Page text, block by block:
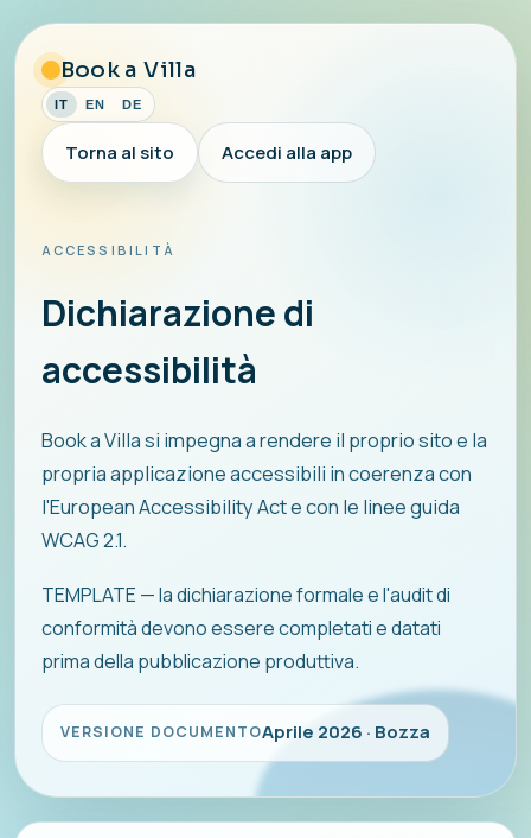
Book a Villa
IT EN DE
Torna al sito Accedi alla app
ACCESSIBILITÀ
Dichiarazione di
accessibilità
Book a Villa si impegna a rendere il proprio sito e la
propria applicazione accessibili in coerenza con
l'European Accessibility Act e con le linee guida
WCAG 2.1.
TEMPLATE — la dichiarazione formale e l'audit di
conformità devono essere completati e datati
prima della pubblicazione produttiva.
VERSIONE DOCUMENTOAprile 2026 · Bozza